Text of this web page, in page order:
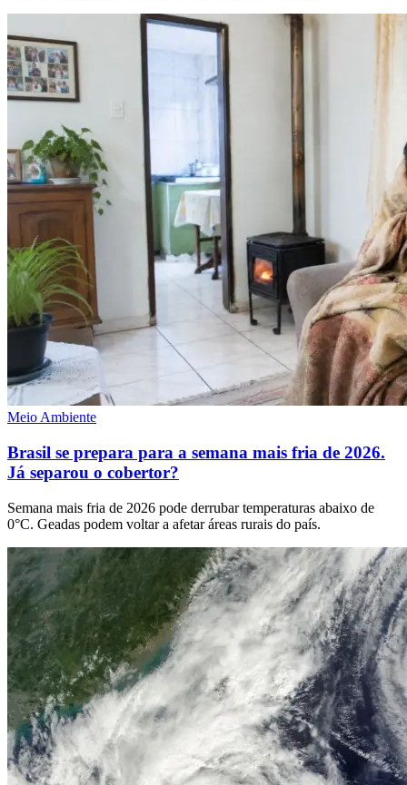
Meio Ambiente
Brasil se prepara para a semana mais fria de 2026.
Já separou o cobertor?
Semana mais fria de 2026 pode derrubar temperaturas abaixo de
0°C. Geadas podem voltar a afetar áreas rurais do país.